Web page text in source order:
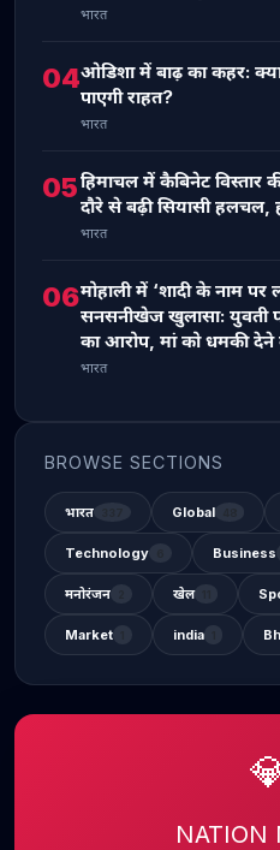
भारत
04ओडिशा में बाढ़ का कहर:
पाएगी राहत?
भारत
05हिमाचल में कैबिनेट
दौरे से बढ़ी सियासी हलचल,
भारत
06मोहाली में ‘शादी के नाम
सनसनीखेज खुलासा: युवती
का आरोप, मां को धमकी
भारत
BROWSE SECTIONS
भारत Global
Technology Business
मनोरंजन खेल
Market india
NATION